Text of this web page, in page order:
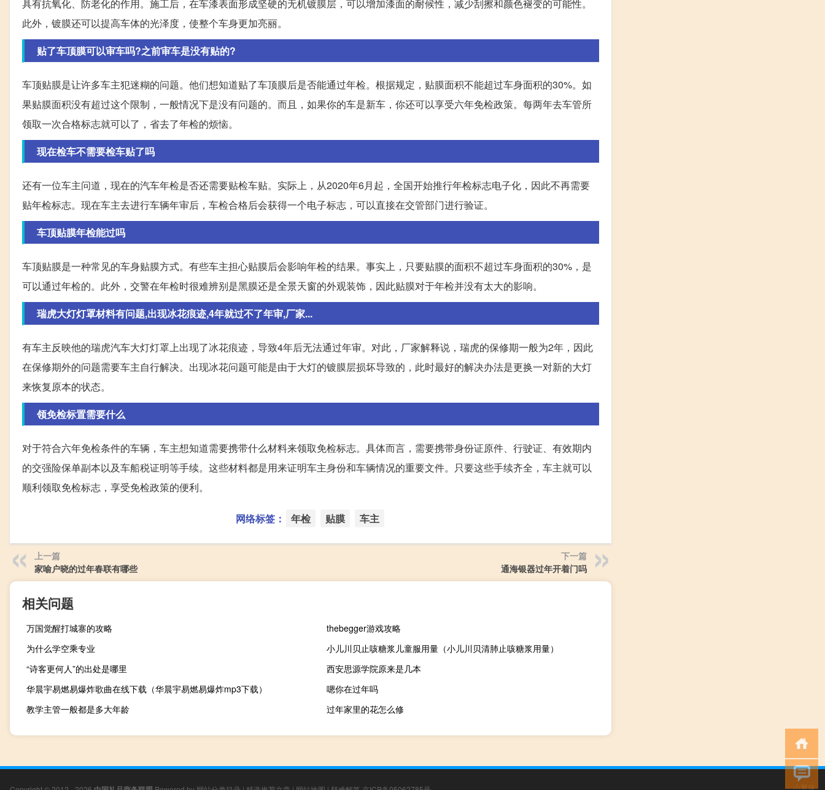
具有抗氧化、防老化的作用。施工后，在车漆表面形成坚硬的无机镀膜层，可以增加漆面的耐候性，减少刮擦和颜色褪变的可能性。
此外，镀膜还可以提高车体的光泽度，使整个车身更加亮丽。
贴了车顶膜可以审车吗?之前审车是没有贴的?
车顶贴膜是让许多车主犯迷糊的问题。他们想知道贴了车顶膜后是否能通过年检。根据规定，贴膜面积不能超过车身面积的30%。如
果贴膜面积没有超过这个限制，一般情况下是没有问题的。而且，如果你的车是新车，你还可以享受六年免检政策。每两年去车管所
领取一次合格标志就可以了，省去了年检的烦恼。
现在检车不需要检车贴了吗
还有一位车主问道，现在的汽车年检是否还需要贴检车贴。实际上，从2020年6月起，全国开始推行年检标志电子化，因此不再需要
贴年检标志。现在车主去进行车辆年审后，车检合格后会获得一个电子标志，可以直接在交管部门进行验证。
车顶贴膜年检能过吗
车顶贴膜是一种常见的车身贴膜方式。有些车主担心贴膜后会影响年检的结果。事实上，只要贴膜的面积不超过车身面积的30%，是
可以通过年检的。此外，交警在年检时很难辨别是黑膜还是全景天窗的外观装饰，因此贴膜对于年检并没有太大的影响。
瑞虎大灯灯罩材料有问题,出现冰花痕迹,4年就过不了年审,厂家...
有车主反映他的瑞虎汽车大灯灯罩上出现了冰花痕迹，导致4年后无法通过年审。对此，厂家解释说，瑞虎的保修期一般为2年，因此
在保修期外的问题需要车主自行解决。出现冰花问题可能是由于大灯的镀膜层损坏导致的，此时最好的解决办法是更换一对新的大灯
来恢复原本的状态。
领免检标置需要什么
对于符合六年免检条件的车辆，车主想知道需要携带什么材料来领取免检标志。具体而言，需要携带身份证原件、行驶证、有效期内
的交强险保单副本以及车船税证明等手续。这些材料都是用来证明车主身份和车辆情况的重要文件。只要这些手续齐全，车主就可以
顺利领取免检标志，享受免检政策的便利。
网络标签： 年检 贴膜 车主
上一篇
家喻户晓的过年春联有哪些
下一篇
通海银器过年开着门吗
相关问题
万国觉醒打城寨的攻略
thebegger游戏攻略
为什么学空乘专业
小儿川贝止咳糖浆儿童服用量（小儿川贝清肺止咳糖浆用量）
“诗客更何人”的出处是哪里
西安思源学院原来是几本
华晨宇易燃易爆炸歌曲在线下载（华晨宇易燃易爆炸mp3下载）
嗯你在过年吗
教学主管一般都是多大年龄
过年家里的花怎么修
小男孩